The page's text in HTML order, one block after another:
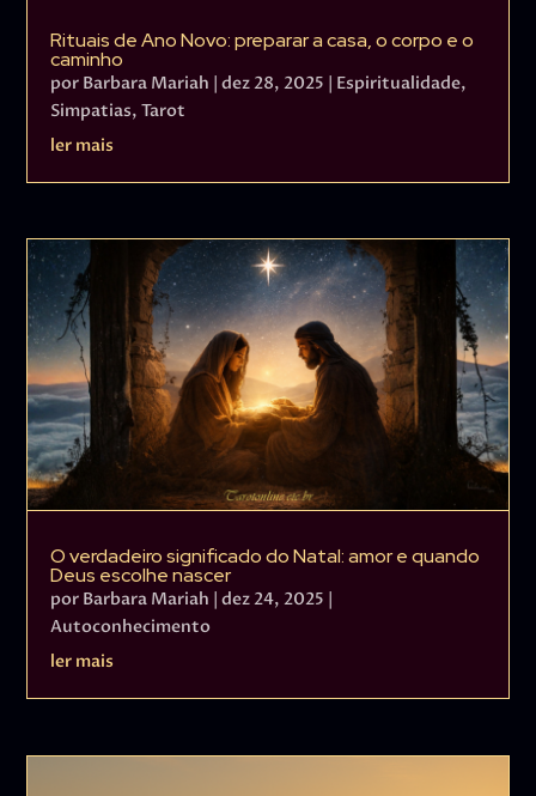
Rituais de Ano Novo: preparar a casa, o corpo e o
caminho
por Barbara Mariah |dez 28, 2025 | Espiritualidade,
Simpatias,Tarot
ler mais
O verdadeiro significado do Natal: amor e quando
Deus escolhe nascer
por Barbara Mariah |dez 24, 2025
Autoconhecimento
ler mais